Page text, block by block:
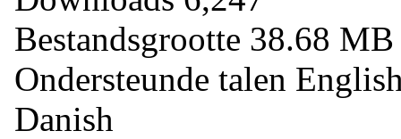
Bestandsgrootte 38.68
Ondersteunde talen
Danish